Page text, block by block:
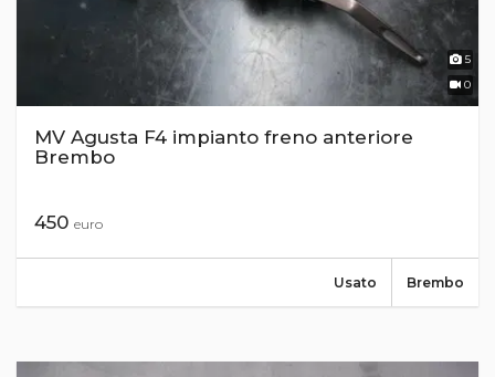
5
0
MV Agusta F4 impianto freno anteriore
Brembo
450 euro
Brembo
Usato